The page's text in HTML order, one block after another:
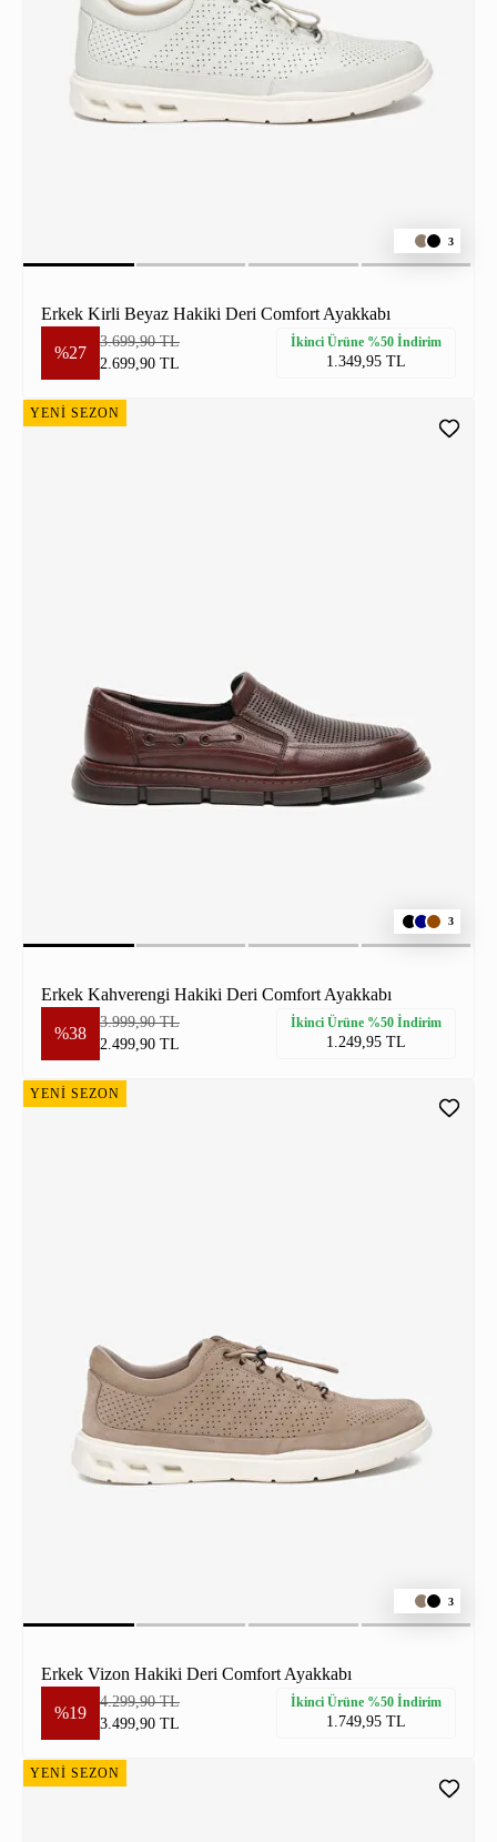
3
Erkek Kirli Beyaz Hakiki Deri Comfort Ayakkabı
%27
3.699,90 TL
2.699,90 TL
İkinci Ürüne %50 İndirim
1.349,95 TL
YENİ SEZON
3
Erkek Kahverengi Hakiki Deri Comfort Ayakkabı
%38
3.999,90 TL
2.499,90 TL
İkinci Ürüne %50 İndirim
1.249,95 TL
YENİ SEZON
3
Erkek Vizon Hakiki Deri Comfort Ayakkabı
%19
4.299,90 TL
3.499,90 TL
İkinci Ürüne %50 İndirim
1.749,95 TL
YENİ SEZON